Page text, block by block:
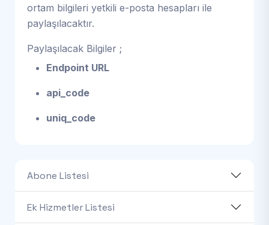
ortam bilgileri yetkili e-posta hesapları ile
paylaşılacaktır.
Paylaşılacak Bilgiler ;
Endpoint URL
api_code
uniq_code
Abone Listesi
Ek Hizmetler Listesi